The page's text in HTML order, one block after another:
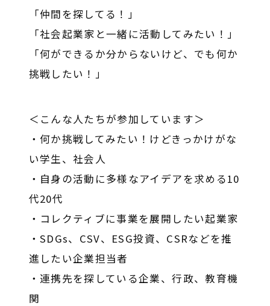
「仲間を探してる！」
「社会起業家と一緒に活動してみたい！」
「何ができるか分からないけど、でも何か
挑戦したい！」
＜こんな人たちが参加しています＞
・何か挑戦してみたい！けどきっかけがな
い学生、社会人
・自身の活動に多様なアイデアを求める10
代20代
・コレクティブに事業を展開したい起業家
・SDGs、CSV、ESG投資、CSRなどを推
進したい企業担当者
・連携先を探している企業、行政、教育機
関